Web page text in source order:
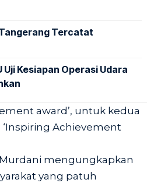
Tercatat
Kesiapan Operasi Udara
award’, untuk kedua
‘Inspiring Achievement
mengungkapkan
yang patuh